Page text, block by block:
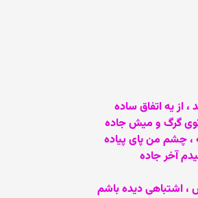
از یه اتفاق ساده
توی گرگ و میش جاده
چشم من پای پیاده
آخر جاده
، اشتباهی دیده باشم